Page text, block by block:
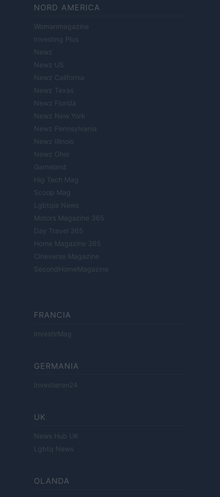
NORD AMERICA
Womanmagazine
Investing Plus
Newz
Newz US
Newz California
Newz Texas
Newz Florida
Newz New York
Newz Pennsylvania
Newz Illinois
Newz Ohio
Gameland
Hig Tech Mag
Scoop Mag
Lgbtqia News
Motors Magazine 365
Day Travel 365
Home Magazine 365
Cineverse Magazine
SecondHomeMagazine
FRANCIA
InvestirMag
GERMANIA
Investieren24
UK
News Hub UK
Lgbtq News
OLANDA